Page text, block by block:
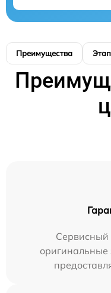
Преимущества
Сервисный
оригинальные